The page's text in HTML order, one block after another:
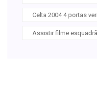
Celta 2004 4 portas
Assistir filme